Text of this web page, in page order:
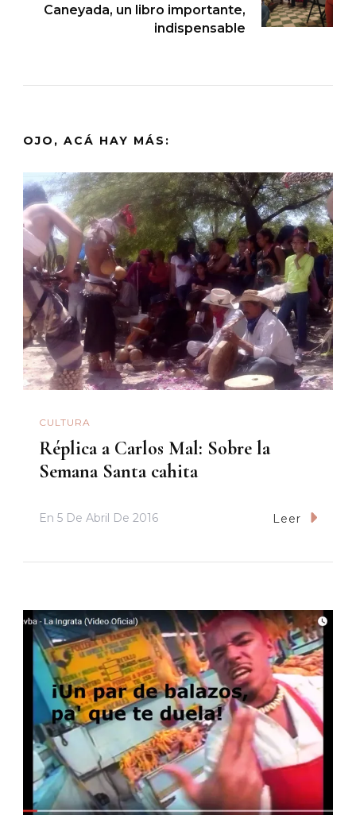
Caneyada, un libro importante,
indispensable
OJO, ACÁ HAY MÁS:
CULTURA
Réplica a Carlos Mal: Sobre la
Semana Santa cahita
En 5 De Abril De 2016 Leer